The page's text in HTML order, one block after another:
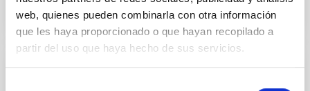
web, quienes pueden combinarla con otra información
que les haya proporcionado o que hayan recopilado a
partir del uso que haya hecho de sus servicios.